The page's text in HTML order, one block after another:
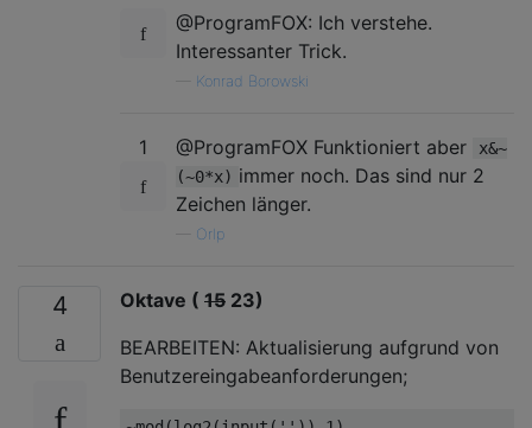
@ProgramFOX: Ich verstehe.
Interessanter Trick.
Konrad Borowski
1 @ProgramFOX Funktioniert aber
x&~
(~0*x) immer noch. Das sind nur 2
Zeichen länger.
Orlp
4 Oktave ( 15 23)
BEARBEITEN: Aktualisierung aufgrund von
Benutzereingabeanforderungen;